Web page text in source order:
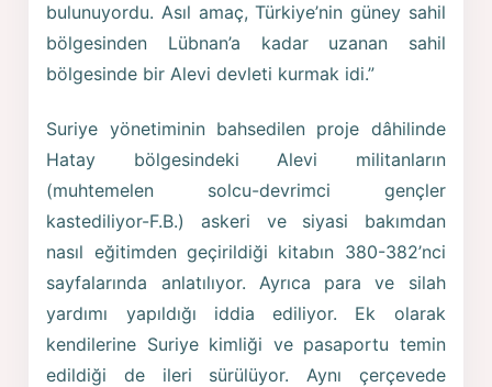
bulunuyordu. Asıl amaç, Türkiye’nin güney sahil
bölgesinden Lübnan’a kadar uzanan sahil
bölgesinde bir Alevi devleti kurmak idi.”
Suriye yönetiminin bahsedilen proje dâhilinde
Hatay bölgesindeki Alevi militanların
(muhtemelen solcu-devrimci gençler
kastediliyor-F.B.) askeri ve siyasi bakımdan
nasıl eğitimden geçirildiği kitabın 380-382’nci
sayfalarında anlatılıyor. Ayrıca para ve silah
yardımı yapıldığı iddia ediliyor. Ek olarak
kendilerine Suriye kimliği ve pasaportu temin
edildiği de ileri sürülüyor. Aynı çerçevede